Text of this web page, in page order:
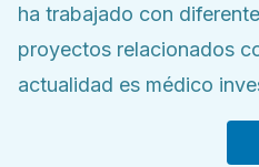
ha trabajado con
proyectos relacionados
actualidad es médico